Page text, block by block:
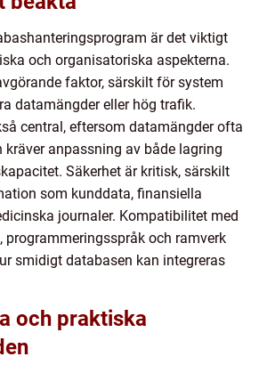
är det viktigt
och organisatoriska aspekterna.
faktor, särskilt för system
datamängder eller hög trafik.
central, eftersom datamängder ofta
kräver anpassning av både lagring
Säkerhet är kritisk, särskilt
som kunddata, finansiella
journaler. Kompatibilitet med
programmeringsspråk och ramverk
smidigt databasen kan integreras
och praktiska